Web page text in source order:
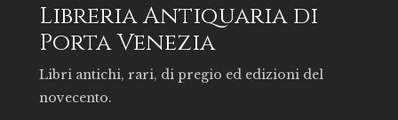
Libreria Antiquaria di
Porta Venezia
Libri antichi, rari, di pregio ed edizioni del
novecento.